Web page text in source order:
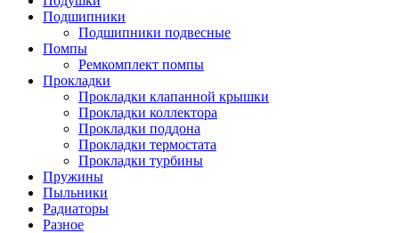
Подшипники
Подшипники подвесные
Помпы
Ремкомплект помпы
Прокладки
Прокладки клапанной крышки
Прокладки коллектора
Прокладки поддона
Прокладки термостата
Прокладки турбины
Пружины
Пыльники
Радиаторы
Разное